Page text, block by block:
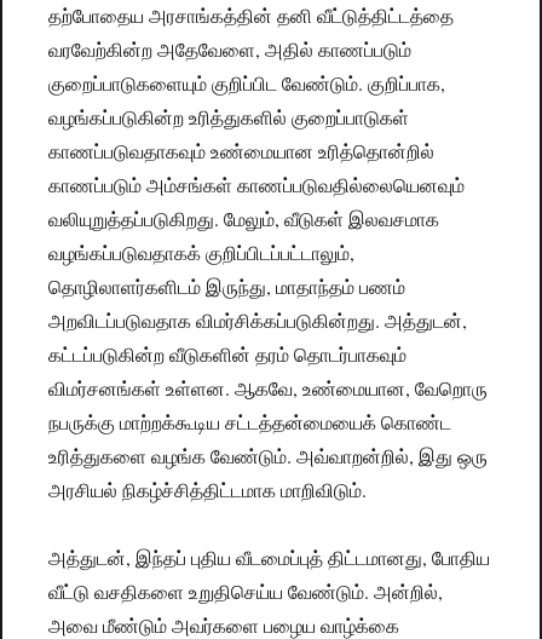
தற்போதைய அரசாங்கத்தின் தனி வீட்டுத்திட்டத்தை
வரவேற்கின்ற அதேவேளை, அதில் காணப்படும்
குறைப்பாடுகளையும் குறிப்பிட வேண்டும். குறிப்பாக,
வழங்கப்படுகின்ற உரித்துகளில் குறைப்பாடுகள்
காணப்படுவதாகவும் உண்மையான உரித்தொன்றில்
காணப்படும் அம்சங்கள் காணப்படுவதில்லையெனவும்
வலியுறுத்தப்படுகிறது. மேலும், வீடுகள் இலவசமாக
வழங்கப்படுவதாகக் குறிப்பிடப்பட்டாலும்,
தொழிலாளர்களிடம் இருந்து, மாதாந்தம் பணம்
அறவிடப்படுவதாக விமர்சிக்கப்படுகின்றது. அத்துடன்,
கட்டப்படுகின்ற வீடுகளின் தரம் தொடர்பாகவும்
விமர்சனங்கள் உள்ளன. ஆகவே, உண்மையான, வேறொரு
நபருக்கு மாற்றக்கூடிய சட்டத்தன்மையைக் கொண்ட
உரித்துகளை வழங்க வேண்டும். அவ்வாறன்றில், இது ஒரு
அரசியல் நிகழ்ச்சித்திட்டமாக மாறிவிடும்.
அத்துடன், இந்தப் புதிய வீடமைப்புத் திட்டமானது, போதிய
வீட்டு வசதிகளை உறுதிசெய்ய வேண்டும். அன்றில்,
அவை மீண்டும் அவர்களை பழைய வாழ்க்கை